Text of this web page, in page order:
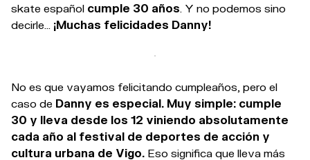
skate español cumple 30 años . Y no podemos sino
decirle... ¡Muchas felicidades Danny!
No es que vayamos felicitando cumpleaños, pero el
caso de Danny es especial. Muy simple: cumple
30 y lleva desde los 12 viniendo absolutamente
cada año al festival de deportes de acción y
cultura urbana de Vigo. Eso significa que lleva más